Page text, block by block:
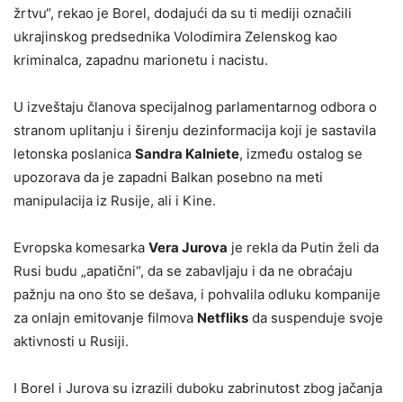
žrtvu“, rekao je Borel, dodajući da su ti mediji označili
ukrajinskog predsednika Volodimira Zelenskog kao
kriminalca, zapadnu marionetu i nacistu.
U izveštaju članova specijalnog parlamentarnog odbora o
stranom uplitanju i širenju dezinformacija koji je sastavila
letonska poslanica Sandra Kalniete, između ostalog se
upozorava da je zapadni Balkan posebno na meti
manipulacija iz Rusije, ali i Kine.
Evropska komesarka Vera Jurova je rekla da Putin želi da
Rusi budu „apatični“, da se zabavljaju i da ne obraćaju
pažnju na ono što se dešava, i pohvalila odluku kompanije
za onlajn emitovanje filmova Netfliks da suspenduje svoje
aktivnosti u Rusiji.
I Borel i Jurova su izrazili duboku zabrinutost zbog jačanja